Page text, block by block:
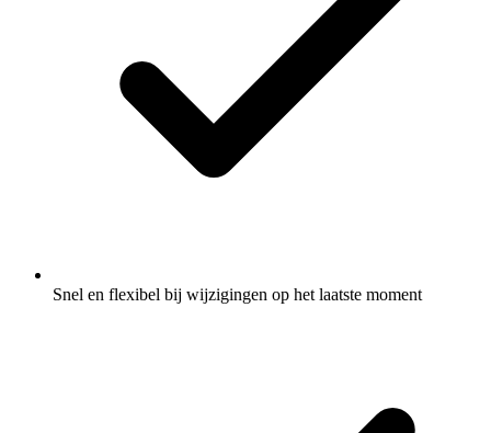
Snel en flexibel bij wijzigingen op het laatste moment